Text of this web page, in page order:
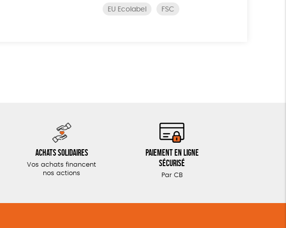
EU Ecolabel FSC
Achats solidaires
Vos achats financent
nos actions
Paiement en ligne
sécurisé
Par CB